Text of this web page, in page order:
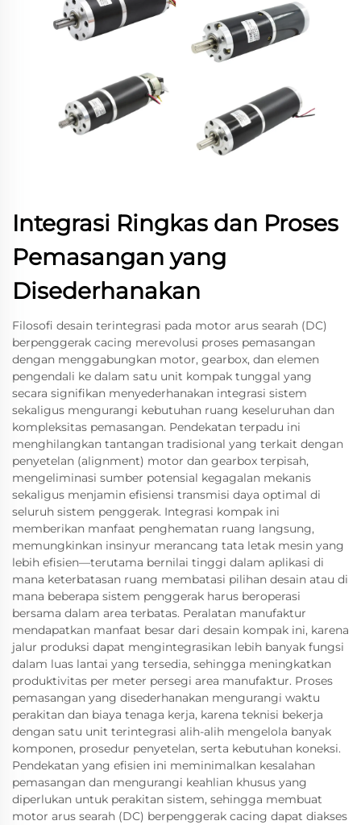
Integrasi Ringkas dan Proses
Pemasangan yang
Disederhanakan
Filosofi desain terintegrasi pada motor arus searah (DC)
berpenggerak cacing merevolusi proses pemasangan
dengan menggabungkan motor, gearbox, dan elemen
pengendali ke dalam satu unit kompak tunggal yang
secara signifikan menyederhanakan integrasi sistem
sekaligus mengurangi kebutuhan ruang keseluruhan dan
kompleksitas pemasangan. Pendekatan terpadu ini
menghilangkan tantangan tradisional yang terkait dengan
penyetelan (alignment) motor dan gearbox terpisah,
mengeliminasi sumber potensial kegagalan mekanis
sekaligus menjamin efisiensi transmisi daya optimal di
seluruh sistem penggerak. Integrasi kompak ini
memberikan manfaat penghematan ruang langsung,
memungkinkan insinyur merancang tata letak mesin yang
lebih efisien—terutama bernilai tinggi dalam aplikasi di
mana keterbatasan ruang membatasi pilihan desain atau di
mana beberapa sistem penggerak harus beroperasi
bersama dalam area terbatas. Peralatan manufaktur
mendapatkan manfaat besar dari desain kompak ini, karena
jalur produksi dapat mengintegrasikan lebih banyak fungsi
dalam luas lantai yang tersedia, sehingga meningkatkan
produktivitas per meter persegi area manufaktur. Proses
pemasangan yang disederhanakan mengurangi waktu
perakitan dan biaya tenaga kerja, karena teknisi bekerja
dengan satu unit terintegrasi alih-alih mengelola banyak
komponen, prosedur penyetelan, serta kebutuhan koneksi.
Pendekatan yang efisien ini meminimalkan kesalahan
pemasangan dan mengurangi keahlian khusus yang
diperlukan untuk perakitan sistem, sehingga membuat
motor arus searah (DC) berpenggerak cacing dapat diakses